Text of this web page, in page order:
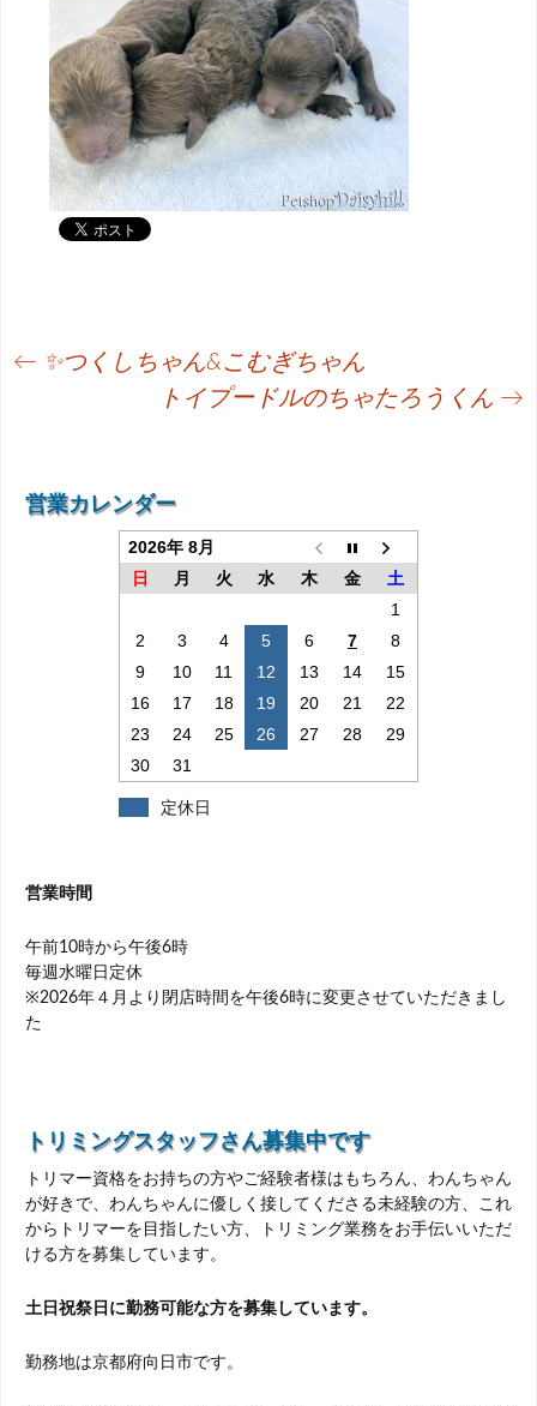
投
ゲ
← ✨つくしちゃん&こむぎちゃん
トイプードルのちゃたろうくん →
営業カレンダー
2026年 8月
日
月 火 水 木 金
土
1
2
3 4 5 6 7
8
9
10 11 12 13 14
15
16
17 18 19 20 21
22
23
24 25 26 27 28
29
30
31
定休日
営業時間
午前10時から午後6時
毎週水曜日定休
※2026年４月より閉店時間を午後6時に変更させていただきまし
た
トリミングスタッフさん募集中です
トリマー資格をお持ちの方やご経験者様はもちろん、わんちゃん
が好きで、わんちゃんに優しく接してくださる未経験の方、これ
からトリマーを目指したい方、トリミング業務をお手伝いいただ
ける方を募集しています。
土日祝祭日に勤務可能な方を募集しています。
勤務地は京都府向日市です。